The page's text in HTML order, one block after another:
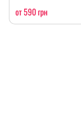
от 590 грн